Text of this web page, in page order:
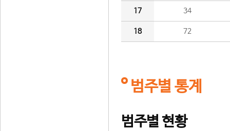
17 34
18 72
범주별 통계
범주별 현황